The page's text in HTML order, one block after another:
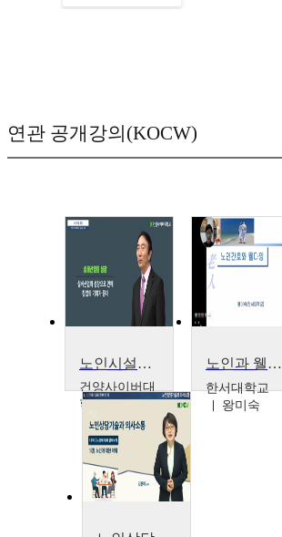
연관 공개강의(KOCW)
노인시설창업
건양사이버대
학교
양영석, 황
보윤, 김명
숙, 김상길
노인과 웰다잉
한서대학교
왕미숙